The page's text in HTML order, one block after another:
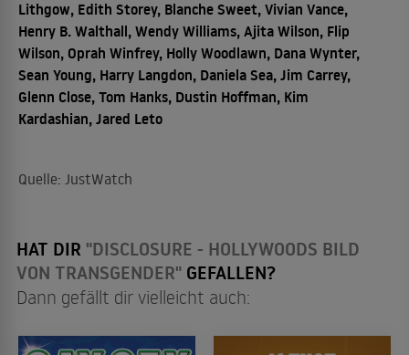
Lithgow, Edith Storey, Blanche Sweet, Vivian Vance,
Henry B. Walthall, Wendy Williams, Ajita Wilson, Flip
Wilson, Oprah Winfrey, Holly Woodlawn, Dana Wynter,
Sean Young, Harry Langdon, Daniela Sea, Jim Carrey,
Glenn Close, Tom Hanks, Dustin Hoffman, Kim
Kardashian, Jared Leto
Quelle: JustWatch
HAT DIR "DISCLOSURE - HOLLYWOODS BILD
VON TRANSGENDER" GEFALLEN?
Dann gefällt dir vielleicht auch: